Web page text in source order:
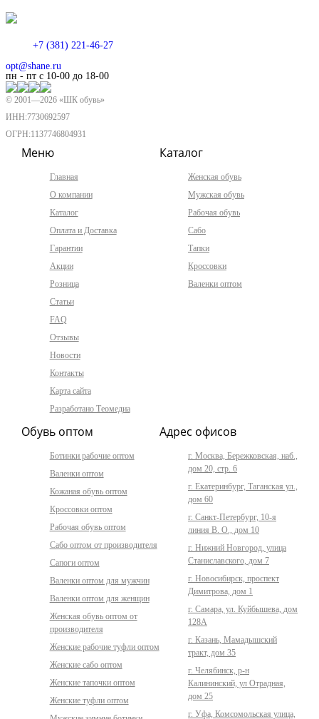
+7 (381) 221-46-27
opt@shane.ru
пн - пт с 10-00 до 18-00
© 2001—2026 «ШК обувь»
ИНН:7730692597
ОГРН:1137746804931
Меню
Главная
О компании
Каталог
Оплата и Доставка
Гарантии
Акции
Розница
Статьи
FAQ
Отзывы
Новости
Контакты
Карта сайта
Разработано Теомедиа
Каталог
Женская обувь
Мужская обувь
Рабочая обувь
Сабо
Тапки
Кроссовки
Валенки оптом
Обувь оптом
Ботинки рабочие оптом
Валенки оптом
Кожаная обувь оптом
Кроссовки оптом
Рабочая обувь оптом
Сабо оптом от производителя
Сапоги оптом
Валенки оптом для мужчин
Валенки оптом для женщин
Женская обувь оптом от
производителя
Женские рабочие туфли оптом
Женские сабо оптом
Женские тапочки оптом
Женские туфли оптом
Адрес офисов
г. Москва, Бережковская, наб.,
дом 20, стр. 6
г. Екатеринбург, Таганская ул.,
дом 60
г. Санкт-Петербург, 10-я
линия В. О., дом 10
г. Нижний Новгород, улица
Станиславского, дом 7
г. Новосибирск, проспект
Димитрова, дом 1
г. Самара, ул. Куйбышева, дом
128А
г. Казань, Мамадышский
тракт, дом 35
г. Челябинск, р-н
Калининский, ул Отрадная,
дом 25
г. Уфа, Комсомольская улица,